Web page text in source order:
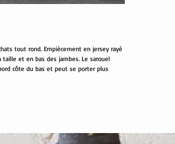
tout rond. Empiècement en jersey rayé
et en bas des jambes. Le sarouel
côte du bas et peut se porter plus